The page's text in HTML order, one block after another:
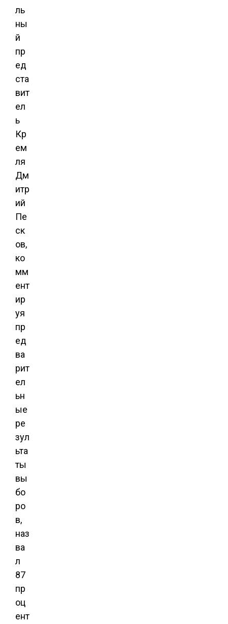
ль
ны
й
пр
ед
ста
вит
ел
ь
Кр
ем
ля
Дм
итр
ий
Пе
ск
ов,
ко
мм
ент
ир
уя
пр
ед
ва
рит
ел
ьн
ые
ре
зул
ьта
ты
вы
бо
ро
в,
наз
ва
л
87
пр
оц
ент